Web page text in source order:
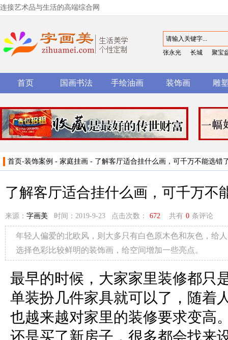
连接艺术品与生活的高端综合网
张永光 长城 聚宝
首页 国画书法 手绘油画 装饰画 雕
首页-装饰案例 - 家庭挂画 - 了解客厅适合挂什么画，可千万不能选错
了解客厅适合挂什么画，可千万不
来源： 字画美 时间：2019-9-23 点击次数： 672 共有 0 条评论
年轻人偏爱的北欧风，则大多只有白色原木色和灰色，给
选择色彩比较鲜明的装饰画，给空间增加一些亮点。
最早的时候，大家家里装修都只
单装扮几件家具就可以了，随着
也越来越对家里的装修要求变高
还是买了新房子，很多都会找来